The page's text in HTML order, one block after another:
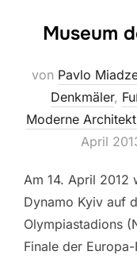
Museum
von Pavlo
Denkmäler,
Moderne
April
Am 14. April 2012
Dynamo Kyiv auf
Olympiastadions
Finale der